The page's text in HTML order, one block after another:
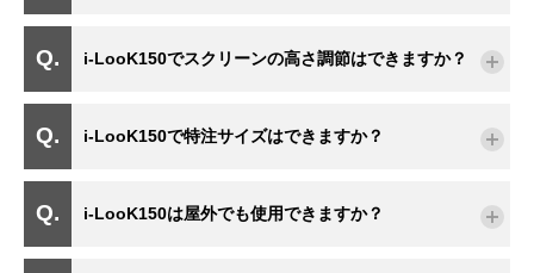
i-LooK150でスクリーンの高さ調節はできますか？
i-LooK150で特注サイズはできますか？
i-LooK150は屋外でも使用できますか？